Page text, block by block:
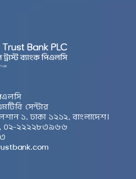
সেন্টার
১, ঢাকা ১২১২, বাংলাদেশ।
০২-২২২২৮৩৯৬৬